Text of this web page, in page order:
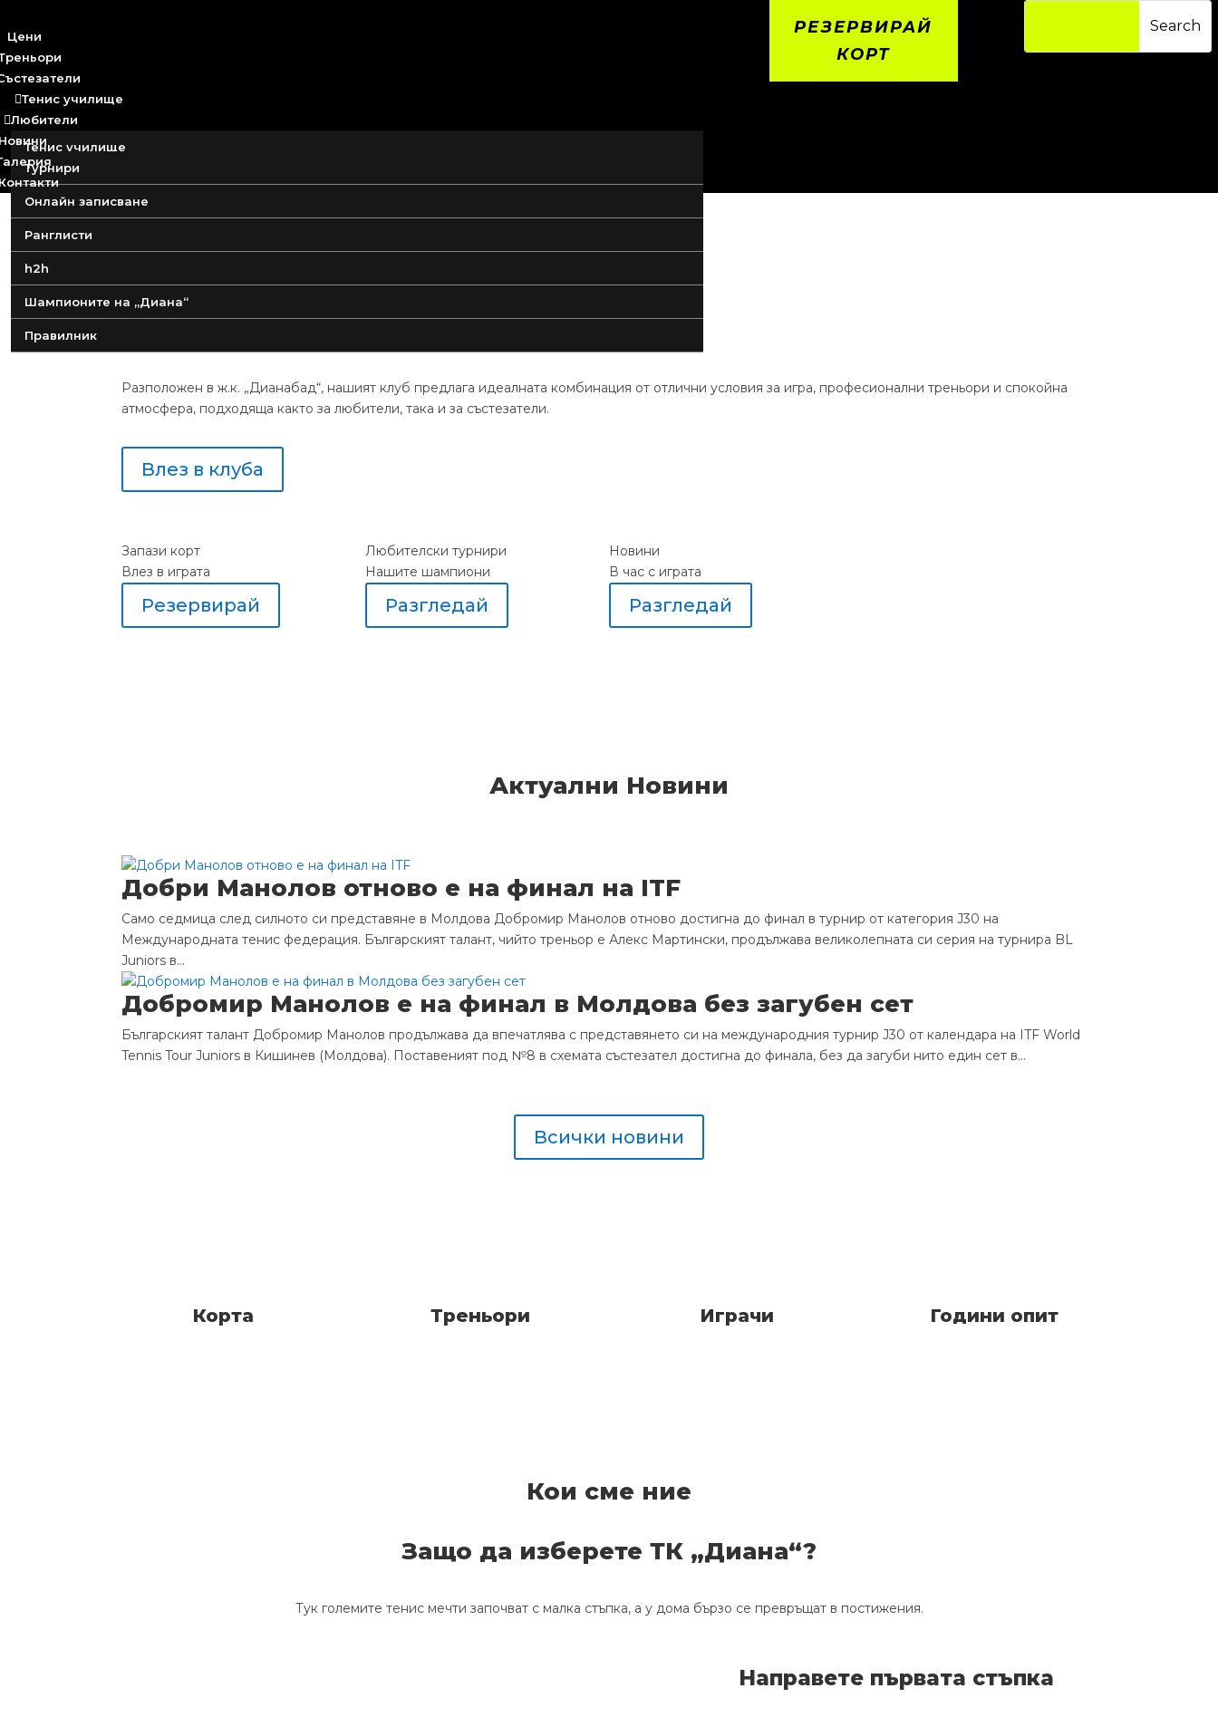
Цени
Тенис училище
Тенис училище
Детски лагер
Любители
Турнири
Онлайн записване
Ранглисти
h2h
Шампионите на „Диана“
Правилник
РЕЗЕРВИРАЙ
КОРТ
Тенис Клуб
„Диана
Разположен в ж.к. „Дианабад“, нашият клуб предлага идеалната комбинация от отлични условия за игра, професионални треньори и спокойна
атмосфера, подходяща както за любители, така и за състезатели.
Влез в клуба
Запази корт
Влез в играта
Резервирай
Любителски турнири
Нашите шампиони
Разгледай
Новини
В час с играта
Разгледай
Актуални Новини
Добри Манолов отново е на финал на ITF
Само седмица след силното си представяне в Молдова Добромир Манолов отново достигна до финал в турнир от категория J30 на
Международната тенис федерация. Българският талант, чийто треньор е Алекс Мартински, продължава великолепната си серия на турнира BL
Juniors в...
Добромир Манолов е на финал в Молдова без загубен сет
Българският талант Добромир Манолов продължава да впечатлява с представянето си на международния турнир J30 от календара на ITF World
Tennis Tour Juniors в Кишинев (Молдова). Поставеният под №8 в схемата състезател достигна до финала, без да загуби нито един сет в...
Всички новини
Корта Треньори Играчи Години опит
Кои сме ние
Защо да изберете ТК „Диана“?
Тук големите тенис мечти започват с малка стъпка, а у дома бързо се превръщат в постижения.
Направете първата стъпка